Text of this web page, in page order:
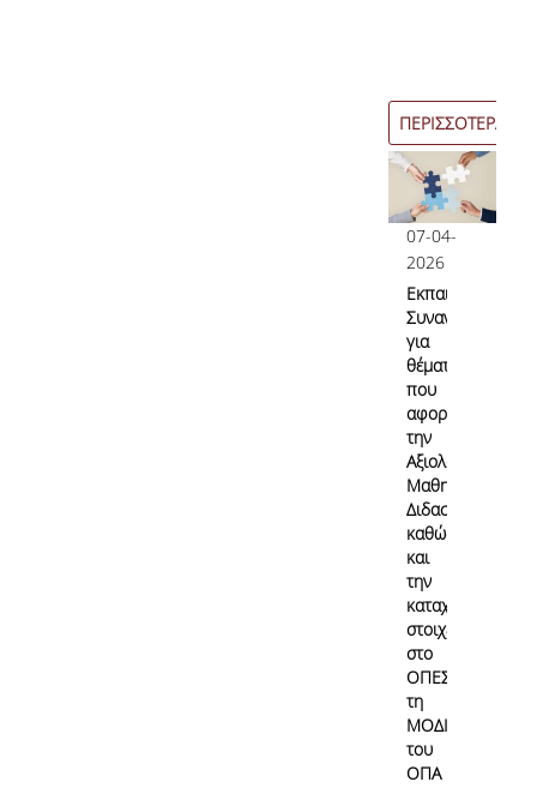
ΠΕΡΙΣΣΟΤΕΡΑ
07-04-
2026
Εκπαιδευτικές
Συναντήσεις
για
θέματα
που
αφορούν
την
Αξιολόγηση
Μαθημάτων/
Διδασκαλίας
καθώς
και
την
καταχώρηση
στοιχείων
στο
ΟΠΕΣΠ από
τη
ΜΟΔΙΠ
του
ΟΠΑ